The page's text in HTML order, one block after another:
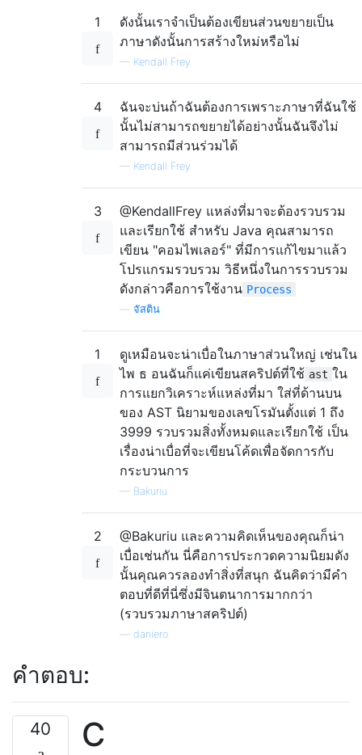
1
ดังนั้นเราจำเป็นต้องเขียนส่วนขยายเป็น
ภาษาดังนั้นการสร้างใหม่หรือไม่
— Kendall Frey
4
ฉันจะบ่นถ้าฉันต้องการเพราะภาษาที่ฉันใช้
นั้นไม่สามารถขยายได้อย่างนั้นฉันจึงไม่
สามารถมีส่วนร่วมได้
— Kendall Frey
3
@KendallFrey แหล่งที่มาจะต้องรวบรวม
และเรียกใช้ สำหรับ Java คุณสามารถ
เขียน "คอมไพเลอร์" ที่มีการแก้ไขมาแล้ว
โปรแกรมรวบรวม วิธีหนึ่งในการรวบรวม
ดังกล่าวคือการใช้งาน Process
จัสติน
1
ดูเหมือนจะน่าเบื่อในภาษาส่วนใหญ่ เช่นใน
ไพ ธ อนฉันก็แค่เขียนสคริปต์ที่ใช้ ast ใน
การแยกวิเคราะห์แหล่งที่มา ใส่ที่ด้านบน
ของ AST นิยามของเลขโรมันตั้งแต่ 1 ถึง
3999 รวบรวมสิ่งทั้งหมดและเรียกใช้ เป็น
เรื่องน่าเบื่อที่จะเขียนโค้ดเพื่อจัดการกับ
กระบวนการ
— Bakuriu
2
@Bakuriu และความคิดเห็นของคุณก็น่า
เบื่อเช่นกัน นี่คือการประกวดความนิยมดัง
นั้นคุณควรลองทำสิ่งที่สนุก ฉันคิดว่ามีคำ
ตอบที่ดีที่นี่ซึ่งมีจินตนาการมากกว่า
(รวบรวมภาษาสคริปต์)
daniero
คำตอบ:
40 C